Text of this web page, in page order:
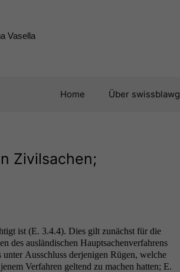
Vasella
Home Über swissblawg
Zivilsachen;
ist (E. 3.4.4). Dies gilt zunächst für die
des aus­ländis­chen Haupt­sachen­ver­fahrens
unter Auss­chluss der­jeni­gen Rügen, welche
Ver­fahren gel­tend zu machen hat­ten; E.